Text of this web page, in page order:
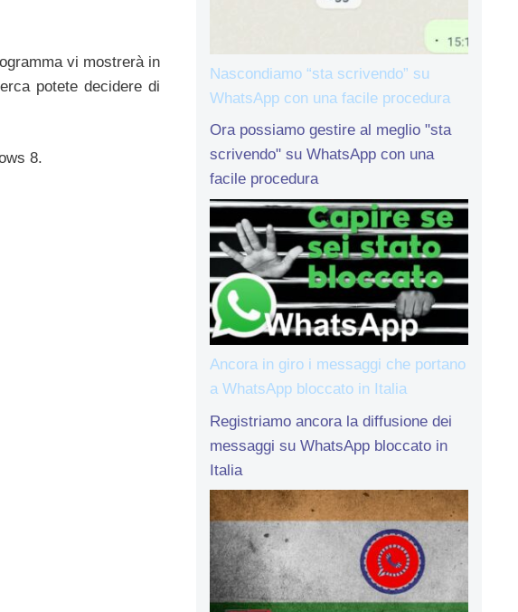
vi mostrerà in
potete decidere di
8.
Nascondiamo “sta scrivendo” su
WhatsApp con una facile procedura
Ora possiamo gestire al meglio "sta
scrivendo" su WhatsApp con una
facile procedura
Ancora in giro i messaggi che portano
a WhatsApp bloccato in Italia
Registriamo ancora la diffusione dei
messaggi su WhatsApp bloccato in
Italia